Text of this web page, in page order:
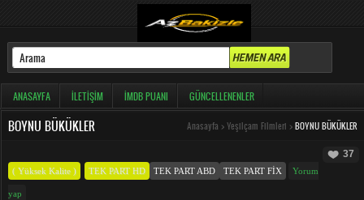
ANASAYFA İLETIŞIM İMDB PUANI GÜNCELLENENLER
BOYNU BÜKÜKLER Anasayfa > Yeşilçam Filmleri > BOYNU BÜKÜKLER
37
( Yüksek Kalite ) TEK PART HD TEK PART ABD TEK PART FIX Yorum
yap